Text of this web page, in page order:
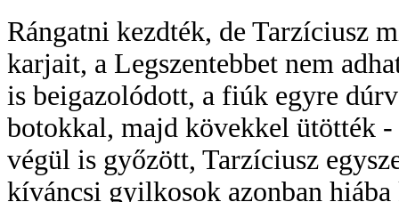
Rángatni kezdték, de Tarzíciusz
karjait, a Legszentebbet nem
is beigazolódott, a fiúk egyre
botokkal, majd kövekkel ütötték -
végül is győzött, Tarzíciusz
kíváncsi gyilkosok azonban